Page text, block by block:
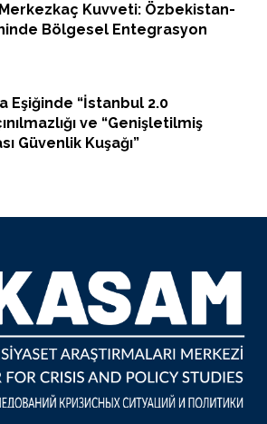
Merkezkaç Kuvveti: Özbekistan-
Bölgesel Entegrasyon
Eşiğinde “İstanbul 2.0
ve “Genişletilmiş
Güvenlik Kuşağı”